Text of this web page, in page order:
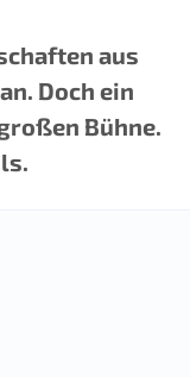
aus
Doch ein
Bühne.